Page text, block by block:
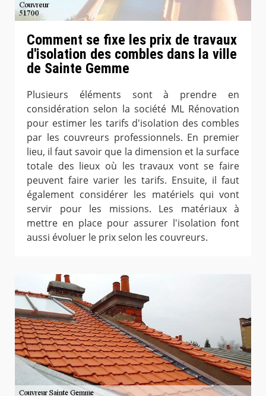
Comment se fixe les prix de travaux
d'isolation des combles dans la ville
de Sainte Gemme
Plusieurs éléments sont à prendre en
considération selon la société ML Rénovation
pour estimer les tarifs d'isolation des combles
par les couvreurs professionnels. En premier
lieu, il faut savoir que la dimension et la surface
totale des lieux où les travaux vont se faire
peuvent faire varier les tarifs. Ensuite, il faut
également considérer les matériels qui vont
servir pour les missions. Les matériaux à
mettre en place pour assurer l'isolation font
aussi évoluer le prix selon les couvreurs.